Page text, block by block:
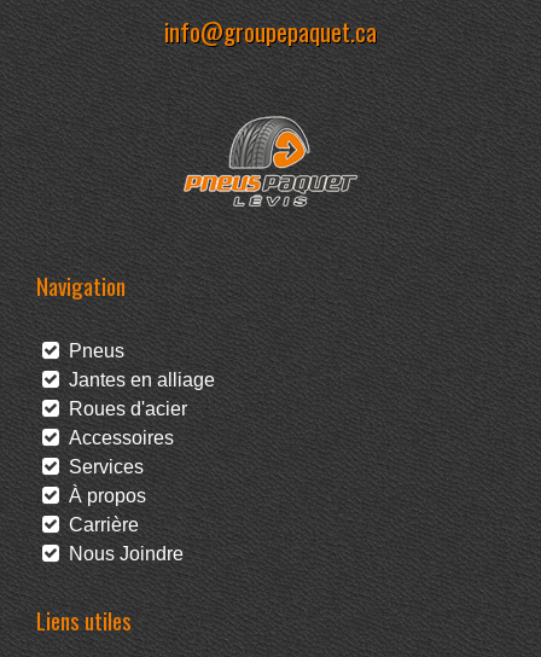
info@groupepaquet.ca
Navigation
Pneus
Jantes en alliage
Roues d'acier
Accessoires
Services
À propos
Carrière
Nous Joindre
Liens utiles